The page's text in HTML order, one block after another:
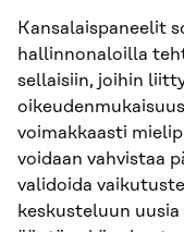
Kansalaispaneelit
hallinnonaloilla
sellaisiin, joihin
voimakkaasti
voidaan vahvistaa
validoida
keskusteluun